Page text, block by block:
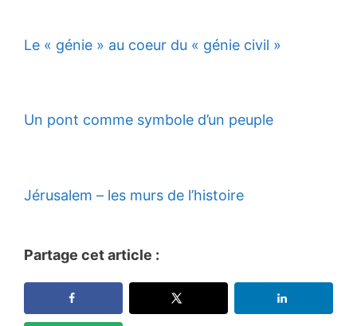
Le « génie » au coeur du « génie civil »
Un pont comme symbole d’un peuple
Jérusalem – les murs de l’histoire
Partage cet article :